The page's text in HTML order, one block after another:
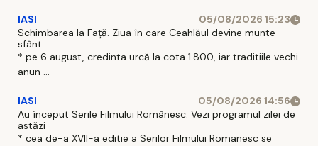
IASI
05/08/2026 15:23
Schimbarea la Față. Ziua în care Ceahlăul devine munte
sfânt
* pe 6 august, credinta urcă la cota 1.800, iar traditiile vechi
anun ...
IASI
05/08/2026 14:56
Au început Serile Filmului Românesc. Vezi programul zilei de
astăzi
* cea de-a XVII-a editie a Serilor Filmului Romanesc se